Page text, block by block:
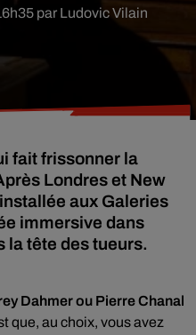
par Ludovic Vilain
fait frissonner la
Londres et New
aux Galeries
immersive dans
la tête des tueurs.
Dahmer ou Pierre Chanal
que, au choix, vous avez